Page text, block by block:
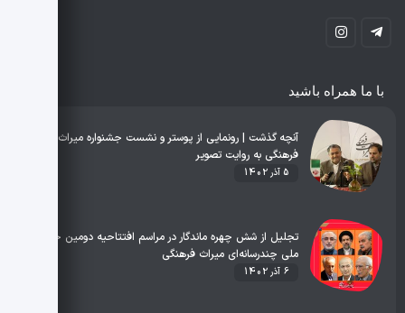
با ما همراه باشید
آنچه گذشت | رونمایی از پوستر و نشست جشنواره میراث
فرهنگی به روایت تصویر
5 آذر 1402
تجلیل از شش چهره ماندگار در مراسم افتتاحیه دومین جشنواره
ملی چندرسانه‌ای میراث فرهنگی
6 آذر 1402